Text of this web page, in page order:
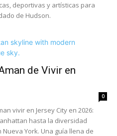
deportivas y artísticas para
de Hudson.
de Vivir en
0
vivir en Jersey City en 2026:
hasta la diversidad
York. Una guía llena de